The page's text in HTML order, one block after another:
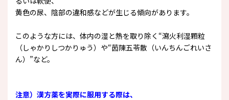
黄色の尿、陰部の違和感などが生じる傾向があります。
このような方には、体内の湿と熱を取り除く“瀉火利湿顆粒
（しゃかりしつかりゅう）や“茵陳五苓散（いんちんごれいさ
ん）”など。
注意）漢方薬を実際に服用する際は、